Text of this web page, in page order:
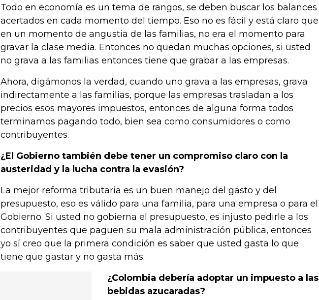
Todo en economía es un tema de rangos, se deben buscar los balances
acertados en cada momento del tiempo. Eso no es fácil y está claro que
en un momento de angustia de las familias, no era el momento para
gravar la clase media. Entonces no quedan muchas opciones, si usted
no grava a las familias entonces tiene que grabar a las empresas.
Ahora, digámonos la verdad, cuando uno grava a las empresas, grava
indirectamente a las familias, porque las empresas trasladan a los
precios esos mayores impuestos, entonces de alguna forma todos
terminamos pagando todo, bien sea como consumidores o como
contribuyentes.
¿El Gobierno también debe tener un compromiso claro con la
austeridad y la lucha contra la evasión?
La mejor reforma tributaria es un buen manejo del gasto y del
presupuesto, eso es válido para una familia, para una empresa o para el
Gobierno. Si usted no gobierna el presupuesto, es injusto pedirle a los
contribuyentes que paguen su mala administración pública, entonces
yo sí creo que la primera condición es saber que usted gasta lo que
tiene que gastar y no gasta más.
¿Colombia debería adoptar un impuesto a las
bebidas azucaradas?